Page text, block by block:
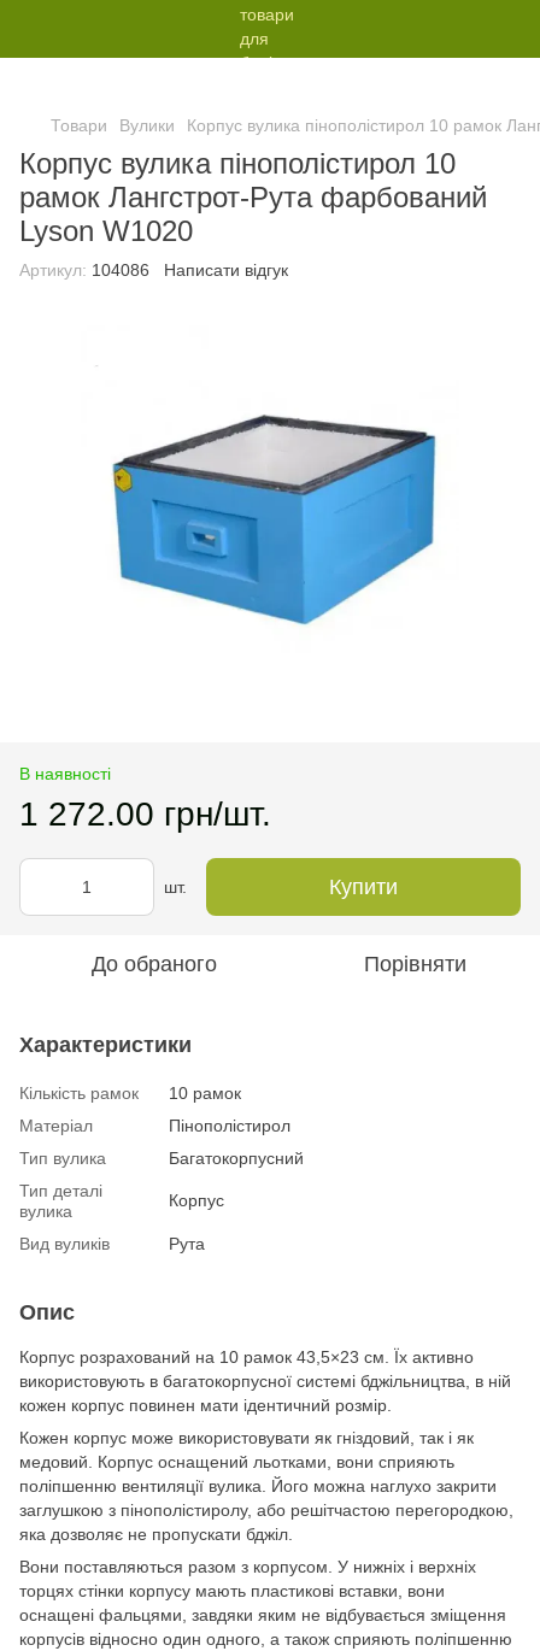
Товари Вулики Корпус вулика пінополістирол 10 рамок
Корпус вулика пінополістирол 10
рамок Лангстрот-Рута фарбований
Lyson W1020
Артикул: 104086 Написати відгук
В наявності
1 272.00 грн/шт.
шт. Купити
До обраного Порівняти
Характеристики
Кількість рамок
10 рамок
Матеріал
Пінополістирол
Тип вулика
Багатокорпусний
Тип деталі
вулика
Корпус
Вид вуликів Рута
Опис
Корпус розрахований на 10 рамок 43,5×23 см. Їх активно
використовують в багатокорпусної системі бджільництва, в ній
кожен корпус повинен мати ідентичний розмір.
Кожен корпус може використовувати як гніздовий, так і як
медовий. Корпус оснащений льотками, вони сприяють
поліпшенню вентиляції вулика. Його можна наглухо закрити
заглушкою з пінополістиролу, або решітчастою перегородкою,
яка дозволяє не пропускати бджіл.
Вони поставляються разом з корпусом. У нижніх і верхніх
торцях стінки корпусу мають пластикові вставки, вони
оснащені фальцями, завдяки яким не відбувається зміщення
корпусів відносно один одного, а також сприяють поліпшенню